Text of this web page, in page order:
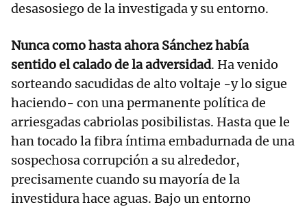
desasosiego de la investigada y su entorno.
Nunca como hasta ahora Sánchez había
sentido el calado de la adversidad. Ha venido
sorteando sacudidas de alto voltaje -y lo sigue
haciendo- con una permanente política de
arriesgadas cabriolas posibilistas. Hasta que le
han tocado la fibra íntima embadurnada de una
sospechosa corrupción a su alrededor,
precisamente cuando su mayoría de la
investidura hace aguas. Bajo un entorno